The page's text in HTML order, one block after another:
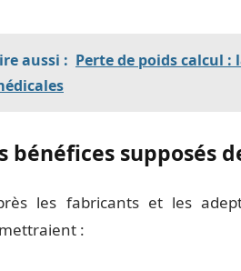
aussi : Perte de poids calcul :
bénéfices supposés
les fabricants et les
: